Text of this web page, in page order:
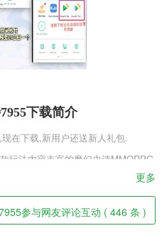
下载简介
在下载,新用户还送新人礼包.
玩法内容丰富的魔幻史诗MMORPG
boss，挑战boss爆装可收取晶石、
爆出橙装!组团PK上古boss，最强对
飙升艳冠寰宇，超神连招潇洒动作帅
自由交易开放式战斗。女神情缘逍
更多
参与网友评论互动 ( 446 条 )